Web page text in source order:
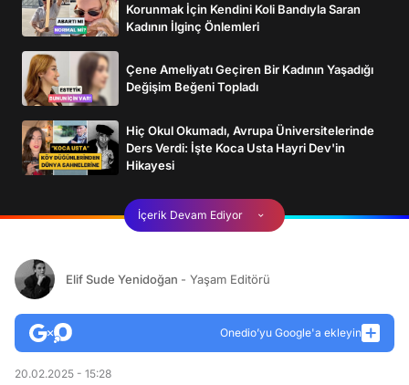
Korunmak İçin Kendini Koli Bandıyla Saran
Kadının İlginç Önlemleri
Çene Ameliyatı Geçiren Bir Kadının Yaşadığı
Değişim Beğeni Topladı
Hiç Okul Okumadı, Avrupa Üniversitelerinde
Ders Verdi: İşte Koca Usta Hayri Dev'in
Hikayesi
İçerik Devam Ediyor
Elif Sude Yenidoğan - Yaşam Editörü
Onedio’yu Google'a ekleyin
20.02.2025 - 15:28